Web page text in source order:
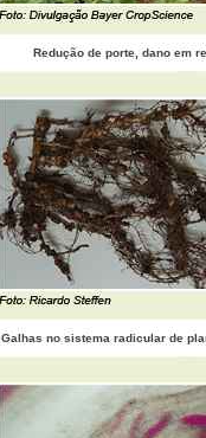
Redução de porte, dano em
Galhas no sistema radicular de